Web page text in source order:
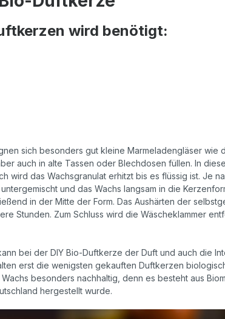
wird benötigt:
sich besonders gut kleine Marmeladengläser wie
auch in alte Tassen oder Blechdosen füllen. In
wird das Wachsgranulat erhitzt bis es flüssig ist. Je
und das Wachs langsam in die
in der Mitte der Form. Das Aushärten der
Stunden. Zum Schluss wird die Wäscheklammer
bei der DIY Bio-Duftkerze der Duft und auch die
erst die wenigsten gekauften Duftkerzen
besonders nachhaltig, denn es besteht aus
hergestellt wurde.